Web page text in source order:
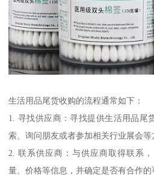
生活用品尾货收购的流程通常如下：
1. 寻找供应商：寻找提供生活用品尾
索、询问朋友或者参加相关行业展会等
2. 联系供应商：与供应商取得联系
量、价格等信息，并确定是否有合作的